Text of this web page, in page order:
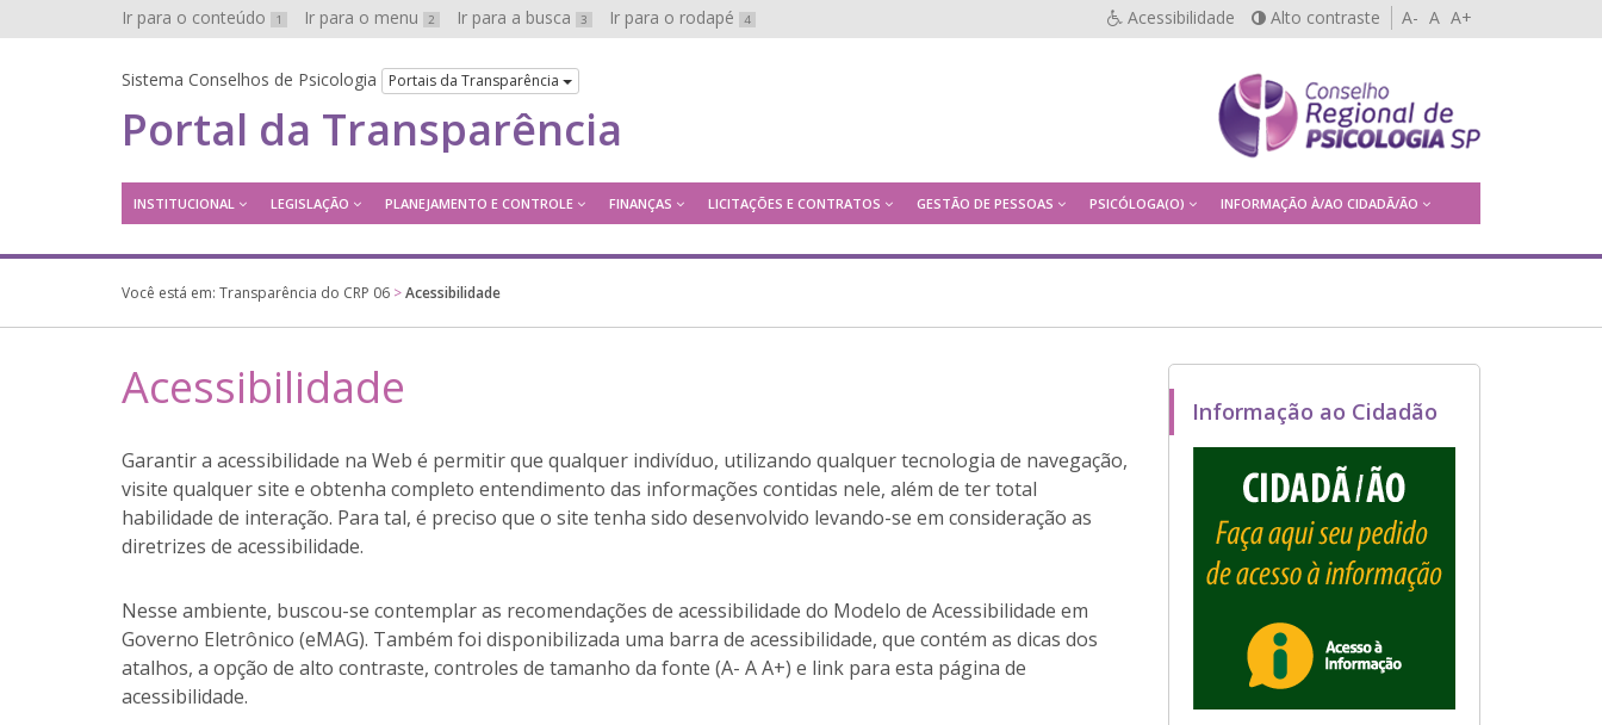
Ir para o conteúdo 1 Ir para o menu 2 Ir para a busca 3 Ir para o rodapé 4 Acessibilidade Alto contraste A- A A+
Sistema Conselhos de Psicologia Portais da Transparência
Portal da Transparência
INSTITUCIONAL LEGISLAÇÃO PLANEJAMENTO E CONTROLE FINANÇAS LICITAÇÕES E CONTRATOS GESTÃO DE PESSOAS PSICÓLOGA(O) INFORMAÇÃO À/AO CIDADÃ/ÃO
Você está em: Transparência do CRP 06 >Acessibilidade
Acessibilidade
Garantir a acessibilidade na Web é permitir que qualquer indivíduo, utilizando qualquer tecnologia de navegação,
visite qualquer site e obtenha completo entendimento das informações contidas nele, além de ter total
habilidade de interação. Para tal, é preciso que o site tenha sido desenvolvido levando-se em consideração as
diretrizes de acessibilidade.
Nesse ambiente, buscou-se contemplar as recomendações de acessibilidade do Modelo de Acessibilidade em
Governo Eletrônico (eMAG). Também foi disponibilizada uma barra de acessibilidade, que contém as dicas dos
atalhos, a opção de alto contraste, controles de tamanho da fonte (A- A A+) e link para esta página de
acessibilidade.
Informação ao Cidadão